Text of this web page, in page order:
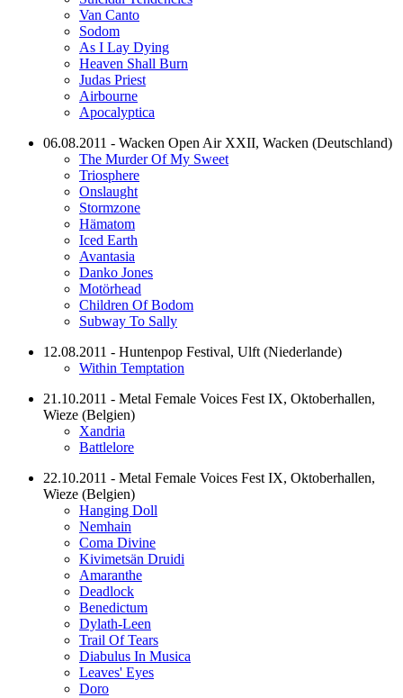
Van Canto
Sodom
As I Lay Dying
Heaven Shall Burn
Judas Priest
Airbourne
Apocalyptica
06.08.2011 - Wacken Open Air XXII, Wacken (Deutschland)
The Murder Of My Sweet
Triosphere
Onslaught
Stormzone
Hämatom
Iced Earth
Avantasia
Danko Jones
Motörhead
Children Of Bodom
Subway To Sally
12.08.2011 - Huntenpop Festival, Ulft (Niederlande)
Within Temptation
21.10.2011 - Metal Female Voices Fest IX, Oktoberhallen,
Wieze (Belgien)
Xandria
Battlelore
22.10.2011 - Metal Female Voices Fest IX, Oktoberhallen,
Wieze (Belgien)
Hanging Doll
Nemhain
Coma Divine
Kivimetsän Druidi
Amaranthe
Deadlock
Benedictum
Dylath-Leen
Trail Of Tears
Diabulus In Musica
Leaves' Eyes
Doro